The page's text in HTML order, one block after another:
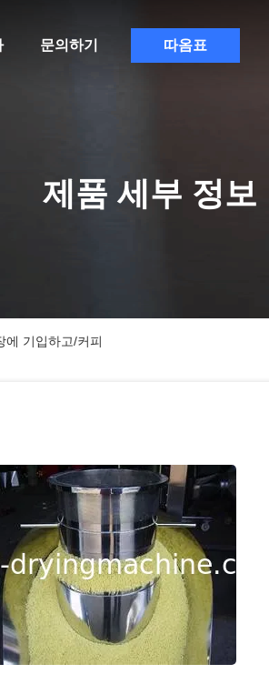
문의하기 따옴표
제품 세부 정보
에 기입하고/커피